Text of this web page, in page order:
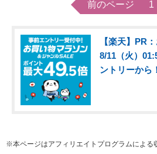
前のページ 1
【楽天】PR
8/11（火）
ントリーから！
※本ページはアフィリエイトプログラムによる